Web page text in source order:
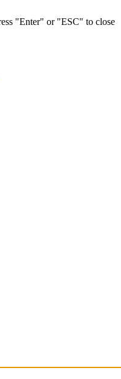
"Enter" or "ESC" to close